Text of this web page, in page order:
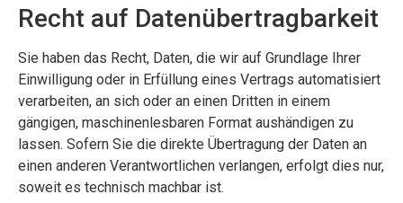
Recht auf Datenübertragbarkeit
Sie haben das Recht, Daten, die wir auf Grundlage Ihrer
Einwilligung oder in Erfüllung eines Vertrags automatisiert
verarbeiten, an sich oder an einen Dritten in einem
gängigen, maschinenlesbaren Format aushändigen zu
lassen. Sofern Sie die direkte Übertragung der Daten an
einen anderen Verantwortlichen verlangen, erfolgt dies nur,
soweit es technisch machbar ist.